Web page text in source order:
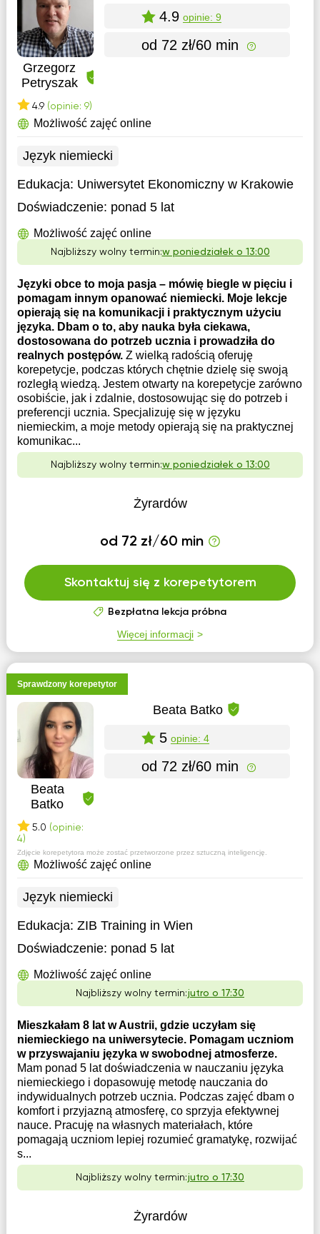
Grzegorz
Petryszak
4.9 (opinie: 9)
4.9 opinie: 9
od 72 zł/60 min
Możliwość zajęć online
Język niemiecki
Edukacja: Uniwersytet Ekonomiczny w Krakowie
Doświadczenie: ponad 5 lat
Możliwość zajęć online
Najbliższy wolny termin:w poniedziałek o 13:00
Języki obce to moja pasja – mówię biegle w pięciu i
pomagam innym opanować niemiecki. Moje lekcje
opierają się na komunikacji i praktycznym użyciu
języka. Dbam o to, aby nauka była ciekawa,
dostosowana do potrzeb ucznia i prowadziła do
realnych postępów. Z wielką radością oferuję
korepetycje, podczas których chętnie dzielę się swoją
rozległą wiedzą. Jestem otwarty na korepetycje zarówno
osobiście, jak i zdalnie, dostosowując się do potrzeb i
preferencji ucznia. Specjalizuję się w języku
niemieckim, a moje metody opierają się na praktycznej
komunikac...
Najbliższy wolny termin:w poniedziałek o 13:00
Żyrardów
od 72 zł/60 min
Skontaktuj się z korepetytorem
Bezpłatna lekcja próbna
Więcej informacji
Sprawdzony korepetytor
Beata
Batko
5.0 (opinie:
4)
Beata Batko
5 opinie: 4
od 72 zł/60 min
Zdjęcie korepetytora może zostać przetworzone przez sztuczną inteligencję.
Możliwość zajęć online
Język niemiecki
Edukacja: ZIB Training in Wien
Doświadczenie: ponad 5 lat
Możliwość zajęć online
Najbliższy wolny termin:jutro o 17:30
Mieszkałam 8 lat w Austrii, gdzie uczyłam się
niemieckiego na uniwersytecie. Pomagam uczniom
w przyswajaniu języka w swobodnej atmosferze.
Mam ponad 5 lat doświadczenia w nauczaniu języka
niemieckiego i dopasowuję metodę nauczania do
indywidualnych potrzeb ucznia. Podczas zajęć dbam o
komfort i przyjazną atmosferę, co sprzyja efektywnej
nauce. Pracuję na własnych materiałach, które
pomagają uczniom lepiej rozumieć gramatykę, rozwijać
s...
Najbliższy wolny termin:jutro o 17:30
Żyrardów